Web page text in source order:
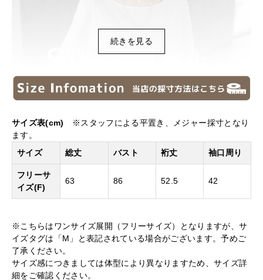
続きを見る
サイズ表(cm)
※スタッフによる平置き、メジャー採寸となり
ます。
サイズ
総丈 バスト 裄丈 袖口周り
フリーサ
イズ(F)
63 86 52.5 42
※こちらはワンサイズ展開（フリーサイズ）となりますが、サ
イズタグは「M」と表記されている場合がございます。予めご
了承ください。
サイズ感につきましては体型により異なりますため、サイズ詳
細をご確認ください。